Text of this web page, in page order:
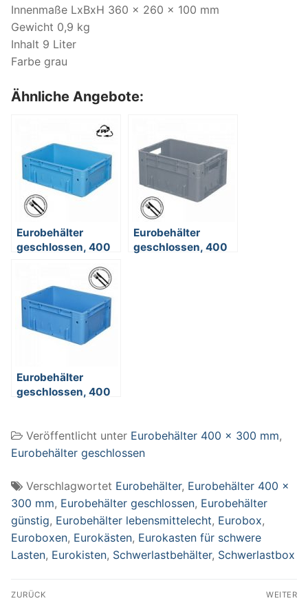
Innenmaße LxBxH 360 x 260 x 100 mm
Gewicht 0,9 kg
Inhalt 9 Liter
Farbe grau
Ähnliche Angebote:
Eurobehälter
geschlossen, 400
Eurobehälter
geschlossen, 400
Eurobehälter
geschlossen, 400
Veröffentlicht unter Eurobehälter 400 x 300 mm,
Eurobehälter geschlossen
Verschlagwortet Eurobehälter, Eurobehälter 400 x
300 mm, Eurobehälter geschlossen, Eurobehälter
günstig, Eurobehälter lebensmittelecht, Eurobox,
Euroboxen, Eurokästen, Eurokasten für schwere
Lasten, Eurokisten, Schwerlastbehälter, Schwerlastbox
Beitragsnavigation
ZURÜCK WEITER